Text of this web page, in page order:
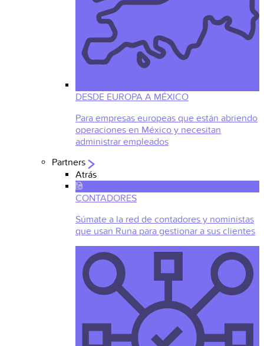
DESDE EUROPA A MÉXICO
Para empresas europeas que están abriendo
operaciones en México y necesitan
administrar empleados
Partners
Atrás
CONTADORES
Súmate a la red de contadores y noministas
que usan Runa para gestionar a sus clientes